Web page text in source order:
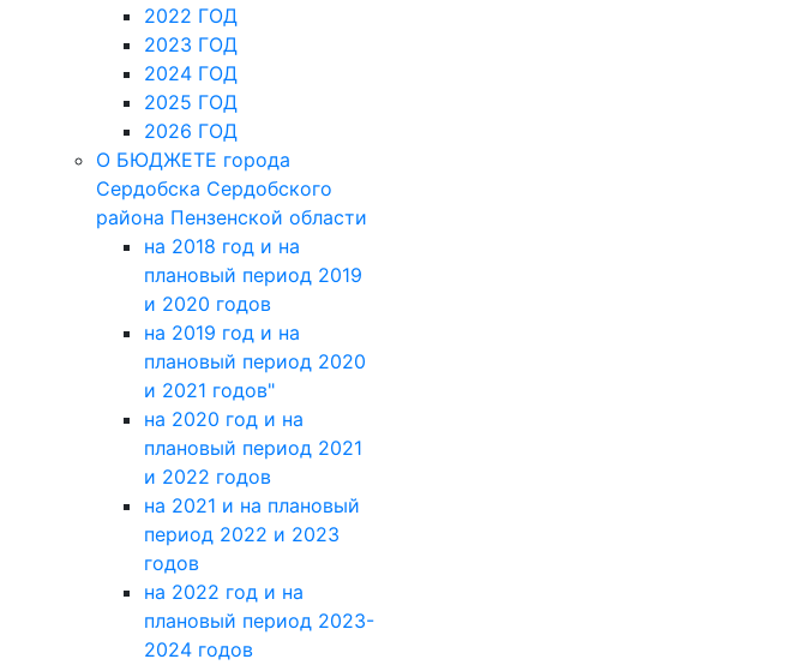
2022 ГОД
2023 ГОД
2024 ГОД
2025 ГОД
2026 ГОД
О БЮДЖЕТЕ города
Сердобска Сердобского
района Пензенской области
на 2018 год и на
плановый период 2019
и 2020 годов
на 2019 год и на
плановый период 2020
и 2021 годов"
на 2020 год и на
плановый период 2021
и 2022 годов
на 2021 и на плановый
период 2022 и 2023
годов
на 2022 год и на
плановый период 2023-
2024 годов